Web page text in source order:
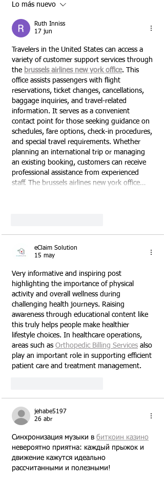
Lo más nuevo
Ruth Inniss
17 jun
Travelers in the United States can access a
variety of customer support services through
the brussels airlines new york office. This
office assists passengers with flight
reservations, ticket changes, cancellations,
baggage inquiries, and travel-related
information. It serves as a convenient
contact point for those seeking guidance on
schedules, fare options, check-in procedures,
and special travel requirements. Whether
planning an international trip or managing
an existing booking, customers can receive
professional assistance from experienced
staff. The brussels airlines new york office…
eClaim Solution
15 may
Very informative and inspiring post
highlighting the importance of physical
activity and overall wellness during
challenging health journeys. Raising
awareness through educational content like
this truly helps people make healthier
lifestyle choices. In healthcare operations,
areas such as Orthopedic Billing Services also
play an important role in supporting efficient
patient care and treatment management.
jehabe5197
26 abr
Синхронизация музыки в биткоин казино
невероятно приятна: каждый прыжок и
движение кажутся идеально
рассчитанными и полезными!